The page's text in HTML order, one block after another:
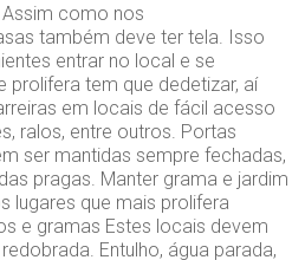
Assim como nos
também deve ter tela. Isso
entrar no local e se
prolifera tem que dedetizar, aí
em locais de fácil acesso
ralos, entre outros. Portas
ser mantidas sempre fechadas,
pragas. Manter grama e jardim
lugares que mais prolifera
e gramas Estes locais devem
Entulho, água parada,